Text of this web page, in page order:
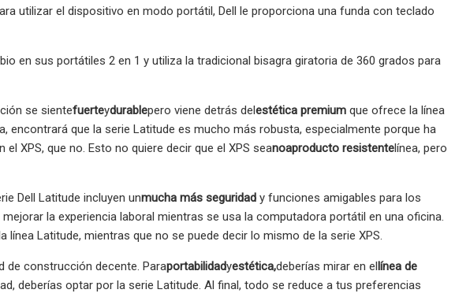
utilizar el dispositivo en modo portátil, Dell le proporciona una funda con teclado
en sus portátiles 2 en 1 y utiliza la tradicional bisagra giratoria de 360 ​​grados para
se sientefuerteydurablepero viene detrás delestética premium que ofrece la línea
encontrará que la serie Latitude es mucho más robusta, especialmente porque ha
XPS, que no. Esto no quiere decir que el XPS seanoaproducto resistentelínea, pero
Dell Latitude incluyen unmucha más seguridad y funciones amigables para los
la experiencia laboral mientras se usa la computadora portátil en una oficina.
Latitude, mientras que no se puede decir lo mismo de la serie XPS.
de construcción decente. Paraportabilidadyestética,deberías mirar en ellínea de
deberías optar por la serie Latitude. Al final, todo se reduce a tus preferencias